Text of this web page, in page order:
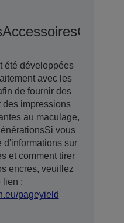
Accessoires
été développées
avec les
de fournir des
des impressions
au maculage,
vous
d'informations sur
et comment tirer
encres, veuillez
lien :
pageyield